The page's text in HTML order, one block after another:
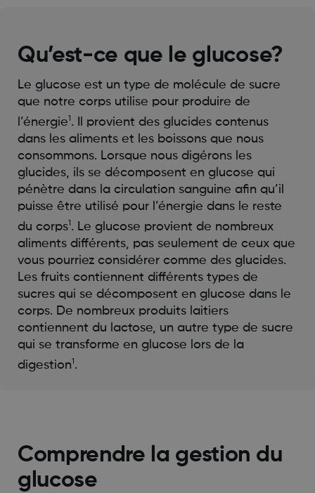
Qu’est-ce que le glucose?
Le glucose est un type de molécule de sucre
que notre corps utilise pour produire de
l’énergie1 . Il provient des glucides contenus
dans les aliments et les boissons que nous
consommons. Lorsque nous digérons les
glucides, ils se décomposent en glucose qui
pénètre dans la circulation sanguine afin qu’il
puisse être utilisé pour l’énergie dans le reste
du corps1 . Le glucose provient de nombreux
aliments différents, pas seulement de ceux que
vous pourriez considérer comme des glucides.
Les fruits contiennent différents types de
sucres qui se décomposent en glucose dans le
corps. De nombreux produits laitiers
contiennent du lactose, un autre type de sucre
qui se transforme en glucose lors de la
digestion1 .
Comprendre la gestion du
glucose